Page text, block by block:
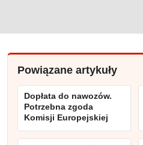
Powiązane artykuły
Dopłata do nawozów.
Potrzebna zgoda
Komisji Europejskiej